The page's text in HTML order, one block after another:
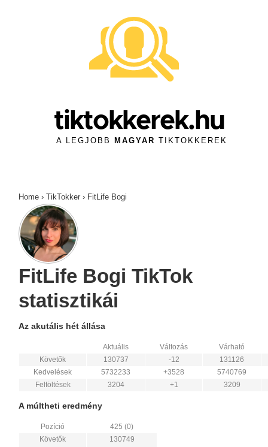
tiktokkerek.hu
A LEGJOBB MAGYAR TIKTOKKEREK
Home › TikTokker › FitLife Bogi
FitLife Bogi TikTok
statisztikái
Az akutális hét állása
Aktuális Változás
Várható
Követők
130737 -12
131126
Kedvelések
5732233 +3528
5740769
Feltöltések
3204 +1 3209
A múltheti eredmény
Pozíció
425 (0)
Követők
130749